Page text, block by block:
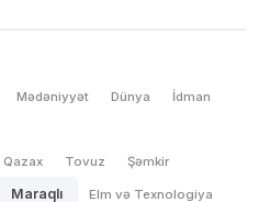
Mədəniyyət Dünya İdman
Qazax Tovuz Şəmkir
Maraqlı Elm və Texnologiya